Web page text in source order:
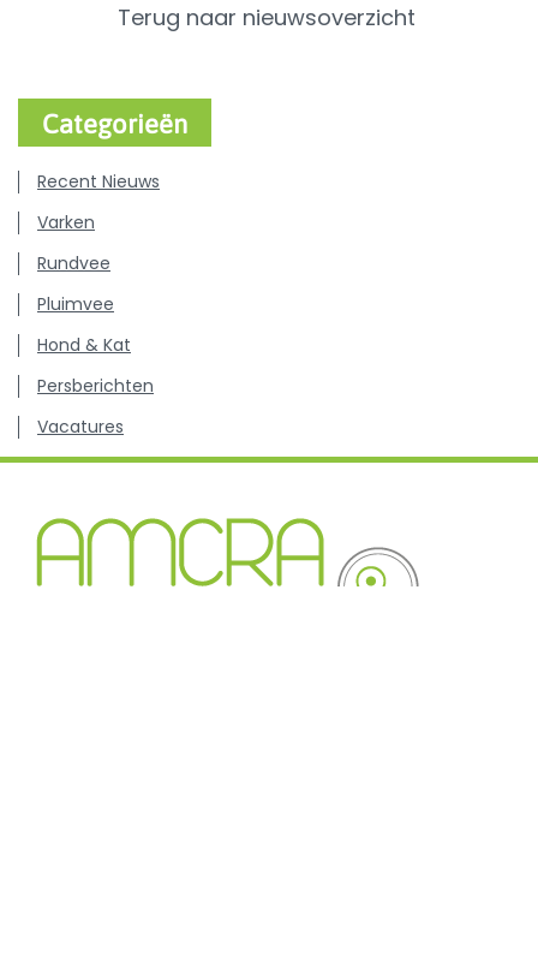
Terug naar nieuwsoverzicht
Categorieën
Recent Nieuws
Varken
Rundvee
Pluimvee
Hond & Kat
Persberichten
Vacatures